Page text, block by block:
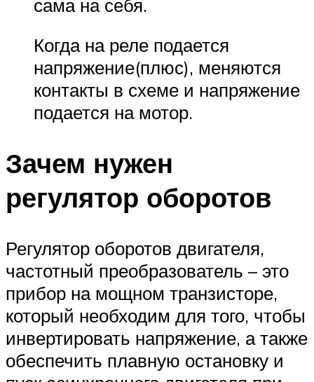
сама на себя.
Когда на реле подается
напряжение(плюс), меняются
контакты в схеме и напряжение
подается на мотор.
Зачем нужен
регулятор оборотов
Регулятор оборотов двигателя,
частотный преобразователь – это
прибор на мощном транзисторе,
который необходим для того, чтобы
инвертировать напряжение, а также
обеспечить плавную остановку и